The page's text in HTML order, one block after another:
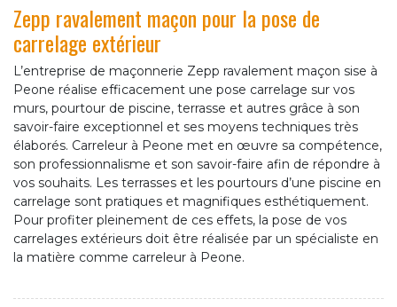
Zepp ravalement maçon pour la pose de
carrelage extérieur
L’entreprise de maçonnerie Zepp ravalement maçon sise à
Peone réalise efficacement une pose carrelage sur vos
murs, pourtour de piscine, terrasse et autres grâce à son
savoir-faire exceptionnel et ses moyens techniques très
élaborés. Carreleur à Peone met en œuvre sa compétence,
son professionnalisme et son savoir-faire afin de répondre à
vos souhaits. Les terrasses et les pourtours d’une piscine en
carrelage sont pratiques et magnifiques esthétiquement.
Pour profiter pleinement de ces effets, la pose de vos
carrelages extérieurs doit être réalisée par un spécialiste en
la matière comme carreleur à Peone.